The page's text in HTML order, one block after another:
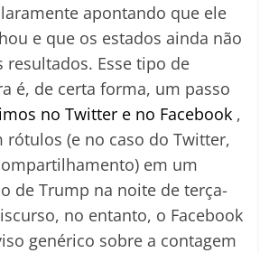
apontando que ele
e que os estados ainda não
resultados. Esse tipo de
é, de certa forma, um passo
no Twitter e no Facebook ,
rótulos (e no caso do Twitter,
em um
de Trump na noite de terça-
no entanto, o Facebook
genérico sobre a contagem